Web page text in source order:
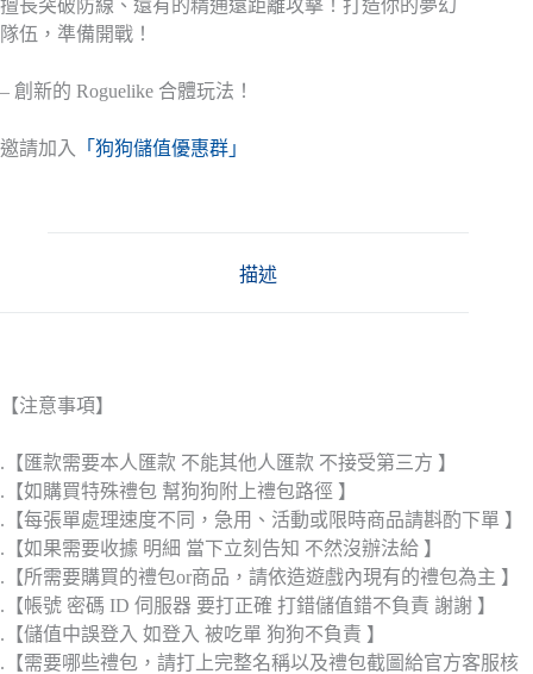
擅長突破防線、還有的精通遠距離攻擊！打造你的夢幻
隊伍，準備開戰！
– 創新的 Roguelike 合體玩法！
邀請加入 「狗狗儲值優惠群」
描述
【注意事項】
.【匯款需要本人匯款 不能其他人匯款 不接受第三方 】
.【如購買特殊禮包 幫狗狗附上禮包路徑 】
.【每張單處理速度不同，急用、活動或限時商品請斟酌下單 】
.【如果需要收據 明細 當下立刻告知 不然沒辦法給 】
.【所需要購買的禮包or商品，請依造遊戲內現有的禮包為主 】
.【帳號 密碼 ID 伺服器 要打正確 打錯儲值錯不負責 謝謝 】
.【儲值中誤登入 如登入 被吃單 狗狗不負責 】
.【需要哪些禮包，請打上完整名稱以及禮包截圖給官方客服核